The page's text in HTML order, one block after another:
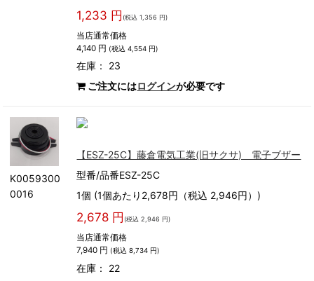
1,233 円 (税込 1,356 円)
当店通常価格
4,140 円 (税込 4,554 円)
在庫： 23
ご注文にはログインが必要です
K0059300
0016
【ESZ-25C】藤倉電気工業(旧サクサ) 電子ブザー
型番/品番ESZ-25C
1個 (1個あたり2,678円（税込 2,946円）)
2,678 円 (税込 2,946 円)
当店通常価格
7,940 円 (税込 8,734 円)
在庫： 22